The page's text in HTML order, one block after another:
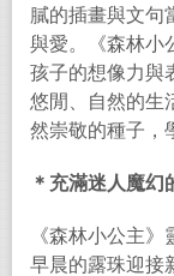
膩的插畫與文句
與愛。《森林小
孩子的想像力與
悠閒、自然的生
然崇敬的種子，
＊充滿迷人魔幻
《森林小公主
早晨的露珠迎接